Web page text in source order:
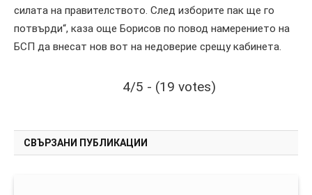
силата на правителството. След изборите пак ще го
потвърди“, каза още Борисов по повод намерението на
БСП да внесат нов вот на недоверие срещу кабинета.
4/5 - (19 votes)
СВЪРЗАНИ ПУБЛИКАЦИИ